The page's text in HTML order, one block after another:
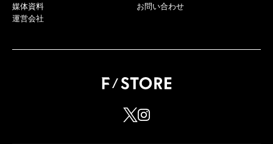
媒体資料
運営会社
お問い合わせ